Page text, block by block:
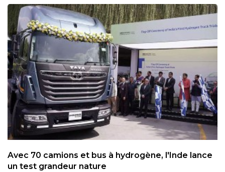
Avec 70 camions et bus à hydrogène, l'Inde lance
un test grandeur nature